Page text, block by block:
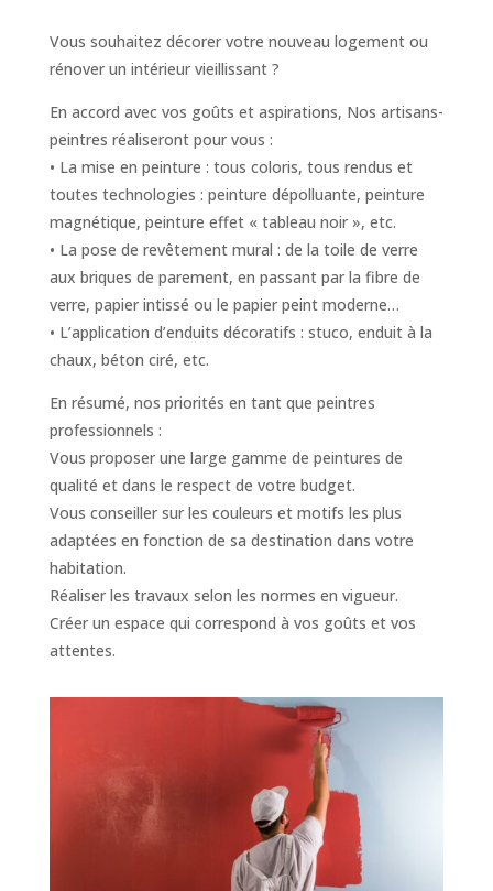
Vous souhaitez décorer votre nouveau logement ou
rénover un intérieur vieillissant ?
En accord avec vos goûts et aspirations, Nos artisans-
peintres réaliseront pour vous :
• La mise en peinture : tous coloris, tous rendus et
toutes technologies : peinture dépolluante, peinture
magnétique, peinture effet « tableau noir », etc.
• La pose de revêtement mural : de la toile de verre
aux briques de parement, en passant par la fibre de
verre, papier intissé ou le papier peint moderne…
• L’application d’enduits décoratifs : stuco, enduit à la
chaux, béton ciré, etc.
En résumé, nos priorités en tant que peintres
professionnels :
Vous proposer une large gamme de peintures de
qualité et dans le respect de votre budget.
Vous conseiller sur les couleurs et motifs les plus
adaptées en fonction de sa destination dans votre
habitation.
Réaliser les travaux selon les normes en vigueur.
Créer un espace qui correspond à vos goûts et vos
attentes.